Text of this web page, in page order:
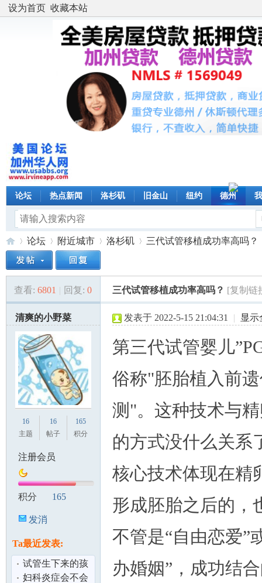
设为首页 收藏本站
论坛 热点新闻 洛杉矶 旧金山 纽约 德州
美»
论坛
›
附近城市 洛杉矶
›
三代试管移植成功率高吗？
查看: 6801 | 回复: 0 三代试管移植成功率高吗？ [复制链
清爽的小野菜
16
主题
16
帖子
165
积分
注册会员
积分 165
发消
Ta最近发表:
试管生下来的孩
子健康吗？/做试
妇科炎症会不会
发表于 2022-5-15 21:04:31 | 显示
第三代试管婴儿
俗称"胚胎植入前
测"。这种技术与
的方式没什么关系
核心技术体现在精
形成胚胎之后的，
不管是“自由恋爱”
办婚姻”，成功结